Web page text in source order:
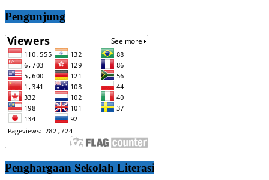
Pengunjung
Penghargaan Sekolah Literasi